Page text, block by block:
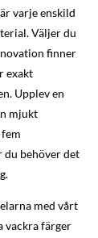
varje enskild
Väljer du
finner
exakt
Upplev en
mjukt
du behöver det
med vårt
vackra färger